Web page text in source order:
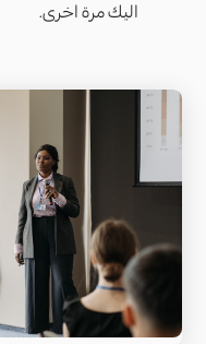
اليك مرة اخرى.